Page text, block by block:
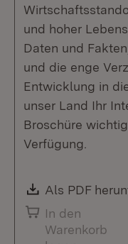
und hoher
Daten und
und die enge
Entwicklung in
unser Land Ihr
Broschüre
Verfügung.
Download:
Als PDF
In den
Warenkorb